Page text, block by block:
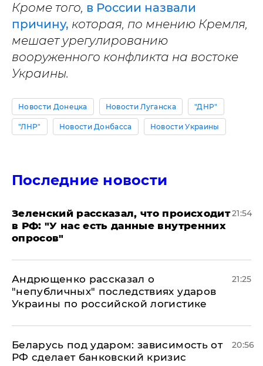
Кроме того, в России назвали
причину, которая, по мнению Кремля,
мешает урегулированию
вооруженного конфликта на востоке
Украины.
Новости Донецка Новости Луганска "ДНР"
"ЛНР" Новости Донбасса Новости Украины
Последние новости
​Зеленский рассказал, что происходит
в РФ: "У нас есть данные внутренних
опросов"
21:54
Андрющенко рассказал о
"непубличных" последствиях ударов
Украины по российской логистике
21:25
Беларусь под ударом: зависимость от
РФ сделает банковский кризис
20:56